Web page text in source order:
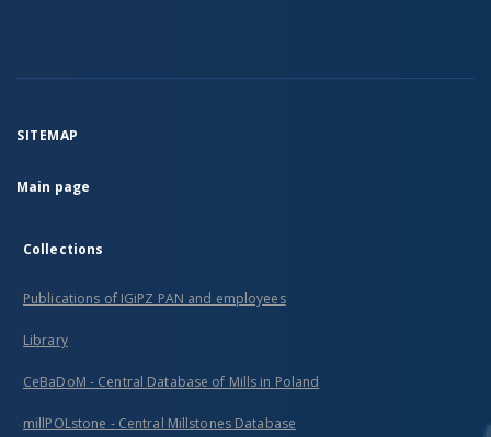
SITEMAP
Main page
Collections
Publications of IGiPZ PAN and employees
Library
CeBaDoM - Central Database of Mills in Poland
millPOLstone - Central Millstones Database